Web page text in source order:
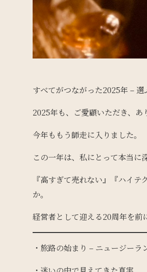
すべてがつながった2025年 –
2025年も、ご愛顧いただき、あ
今年ももう師走に入りました。
この一年は、私にとって本当に
『高すぎて売れない』『ハイ
か。
経営者として迎える20周年を前
・旅路の始まり – ニュージーラ